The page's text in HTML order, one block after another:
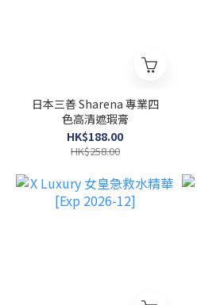
日本三善 Sharena 專業四
色高清遮瑕膏
HK$188.00
HK$258.00